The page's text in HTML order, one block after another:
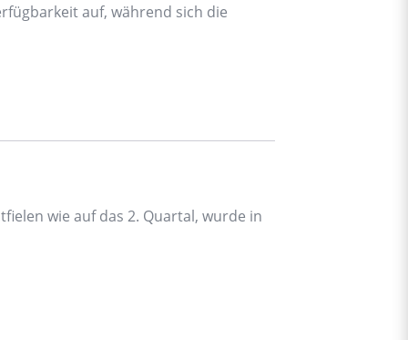
auf, während sich die
wie auf das 2. Quartal, wurde in